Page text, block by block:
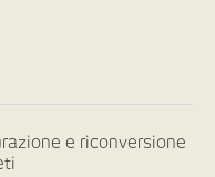
e riconversione